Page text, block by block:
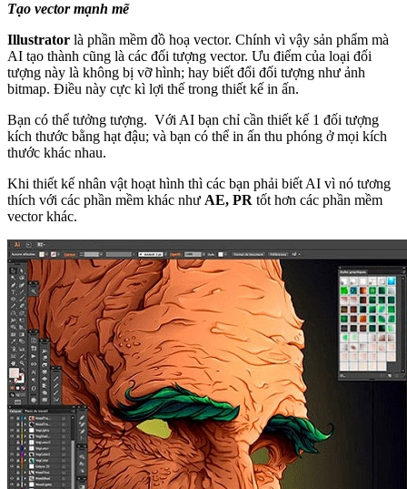
Tạo vector mạnh mẽ
Illustrator là phần mềm đồ hoạ vector. Chính vì vậy sản phẩm mà
AI tạo thành cũng là các đối tượng vector. Ưu điểm của loại đối
tượng này là không bị vỡ hình; hay biết đổi đối tượng như ảnh
bitmap. Điều này cực kì lợi thế trong thiết kế in ấn.
Bạn có thể tưởng tượng. Với AI bạn chỉ cần thiết kế 1 đối tượng
kích thước bằng hạt đậu; và bạn có thể in ấn thu phóng ở mọi kích
thước khác nhau.
Khi thiết kế nhân vật hoạt hình thì các bạn phải biết AI vì nó tương
thích với các phần mềm khác như AE, PR tốt hơn các phần mềm
vector khác.